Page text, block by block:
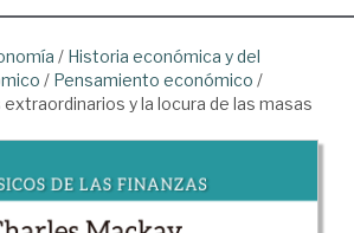
/ Historia económica y del
/ Pensamiento económico /
y la locura de las masas